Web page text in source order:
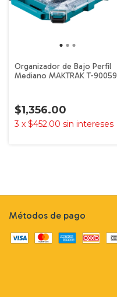
Organizador de Bajo Perfil
Mediano MAKTRAK T-90059
$1,356.00
3 x $452.00 sin intereses
Métodos de pago